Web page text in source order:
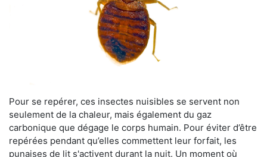
Pour se repérer, ces insectes nuisibles se servent non
seulement de la chaleur, mais également du gaz
carbonique que dégage le corps humain. Pour éviter d’être
repérées pendant qu’elles commettent leur forfait, les
punaises de lit s'activent durant la nuit. Un moment où